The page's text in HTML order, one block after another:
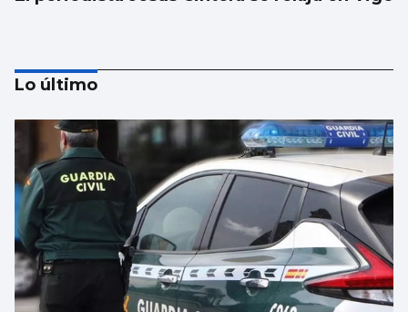
Ariana Grande explica su retirada de los
escenarios: "Hace falta poner límites"
Lo último